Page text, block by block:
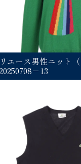
ユース男性ニット（
－13